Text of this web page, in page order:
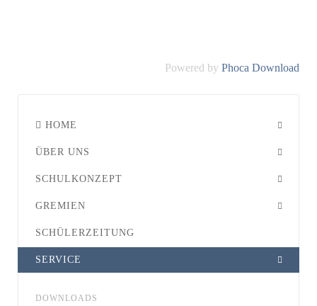
Powered by Phoca Download
HOME
ÜBER UNS
SCHULKONZEPT
GREMIEN
SCHÜLERZEITUNG
SERVICE
DOWNLOADS